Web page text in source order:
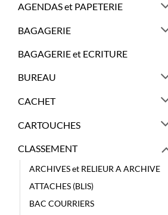
AGENDAS et PAPETERIE
BAGAGERIE
BAGAGERIE et ECRITURE
BUREAU
CACHET
CARTOUCHES
CLASSEMENT
ARCHIVES et RELIEUR A ARCHIVE
ATTACHES (BLIS)
BAC COURRIERS